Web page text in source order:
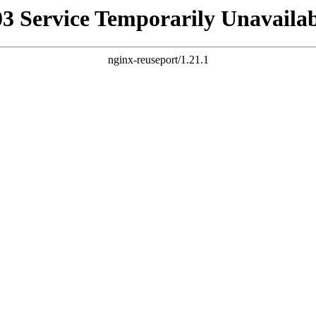
Service Temporarily
nginx-reuseport/1.21.1